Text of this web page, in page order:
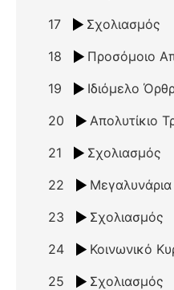
17 Σχολιασμός
18
19
20
21 Σχολιασμός
22
23 Σχολιασμός
24
25 Σχολιασμός